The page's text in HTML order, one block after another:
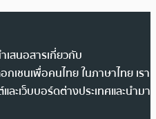
สนอสารเกี่ยวกับ
เชนเพื่อคนไทย ในภาษาไทย เรา
ะเว็บบอร์ดต่างประเทศและนำมา